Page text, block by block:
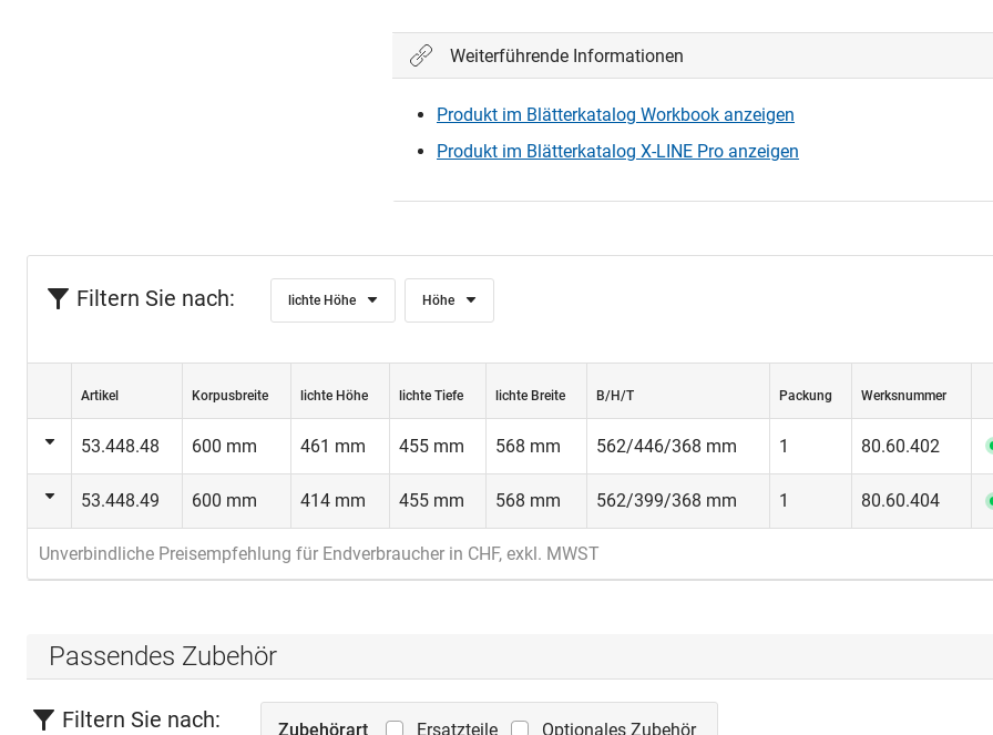
Weiterführende Informationen
Produkt im Blätterkatalog Workbook anzeigen
Produkt im Blätterkatalog X-LINE Pro anzeigen
Filtern Sie nach: lichte Höhe Höhe
Artikel Korpusbreite lichte Höhe lichte Tiefe lichte Breite B/H/T Packung Werksnummer
53.448.48 600 mm 461 mm 455 mm 568 mm 562/446/368 mm 1 80.60.402
53.448.49 600 mm 414 mm 455 mm 568 mm 562/399/368 mm 1 80.60.404
Unverbindliche Preisempfehlung für Endverbraucher in CHF, exkl. MWST
Passendes Zubehör
Filtern Sie nach: Zubehörart Ersatzteile Optionales Zubehör